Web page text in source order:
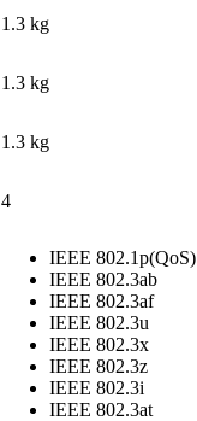
1.3 kg
1.3 kg
1.3 kg
4
IEEE 802.1p(QoS)
IEEE 802.3ab
IEEE 802.3af
IEEE 802.3u
IEEE 802.3x
IEEE 802.3z
IEEE 802.3i
IEEE 802.3at